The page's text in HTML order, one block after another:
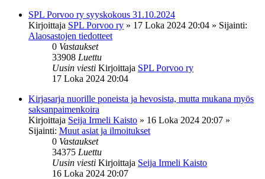
SPL Porvoo ry syyskokous 31.10.2024
Kirjoittaja SPL Porvoo ry » 17 Loka 2024 20:04 » Sijainti:
Alaosastojen tiedotteet
0 Vastaukset
33908 Luettu
Uusin viesti Kirjoittaja SPL Porvoo ry
17 Loka 2024 20:04
Kirjasarja nuorille poneista ja hevosista, mutta mukana myös
saksanpaimenkoira
Kirjoittaja Seija Irmeli Kaisto » 16 Loka 2024 20:07 »
Sijainti: Muut asiat ja ilmoitukset
0 Vastaukset
34375 Luettu
Uusin viesti Kirjoittaja Seija Irmeli Kaisto
16 Loka 2024 20:07